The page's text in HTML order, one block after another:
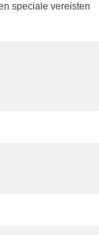
speciale vereisten